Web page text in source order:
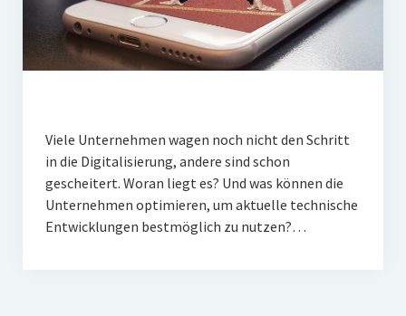
Viele Unternehmen wagen noch nicht den Schritt
in die Digitalisierung, andere sind schon
gescheitert. Woran liegt es? Und was können die
Unternehmen optimieren, um aktuelle technische
Entwicklungen bestmöglich zu nutzen?…